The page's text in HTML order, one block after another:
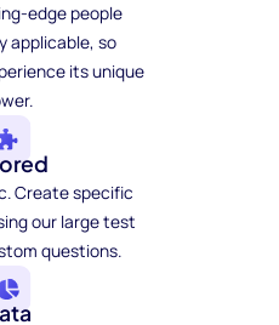
edge people
applicable, so
its unique
Create specific
our large test
questions.